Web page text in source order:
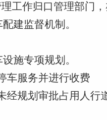
工作归口管理部门，
建监督机制。
施专项规划。
车服务并进行收费
规划审批占用人行